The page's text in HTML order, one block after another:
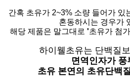
간혹 초유가 2~3% 소량 들어가 있
혼동하시는 경우가
해당 제품은 말그대로 '초유가 첨
하이웰초유는 단백질
면역인자가 풍
초유 본연의 초유단백질